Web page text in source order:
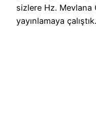
sizlere Hz. Mevlana
yayınlamaya çalıştık.